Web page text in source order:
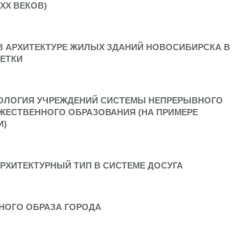
ВЕКОВ)
АРХИТЕКТУРЕ ЖИЛЫХ ЗДАНИЙ НОВОСИБИРСКА В
УЧРЕЖДЕНИЙ СИСТЕМЫ НЕПРЕРЫВНОГО
ОБРАЗОВАНИЯ (НА ПРИМЕРЕ
ТИП В СИСТЕМЕ ДОСУГА
ОБРАЗА ГОРОДА